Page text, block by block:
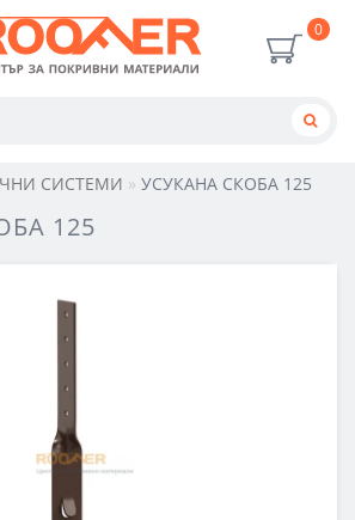
0
СИСТЕМИ УСУКАНА СКОБА 125
125